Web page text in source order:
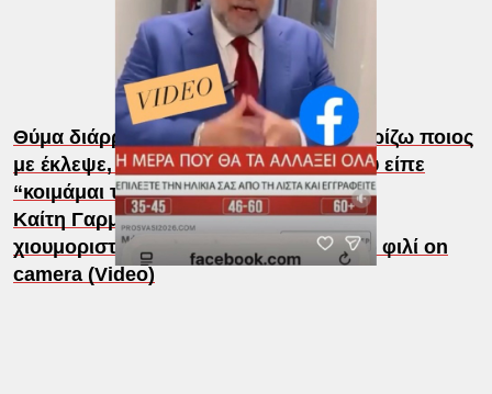
Θύμα διάρρηξης η Μέγκι Ντρίο – «Γνωρίζω ποιος
με έκλεψε, τον πήρα τηλέφωνο και μου είπε
“κοιμάμαι τώρα”» (Video)
Καίτη Γαρμπή – Διονύσης Σχοινάς: Το
χιουμοριστικό σκετς και το παθιασμένο φιλί on
camera (Video)